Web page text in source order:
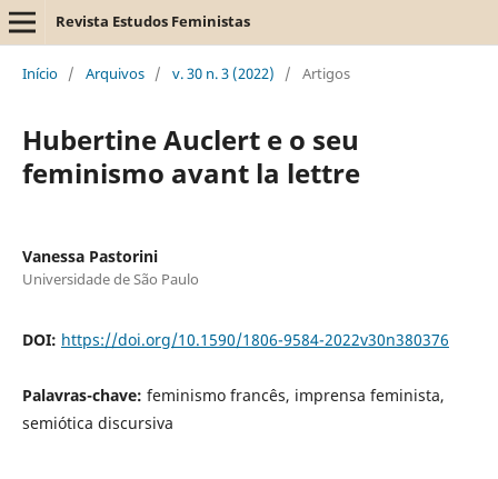
Revista Estudos Feministas
Início / Arquivos / v. 30 n. 3 (2022) / Artigos
Hubertine Auclert e o seu
feminismo avant la lettre
Vanessa Pastorini
Universidade de São Paulo
DOI: https://doi.org/10.1590/1806-9584-2022v30n380376
Palavras-chave: feminismo francês, imprensa feminista,
semiótica discursiva